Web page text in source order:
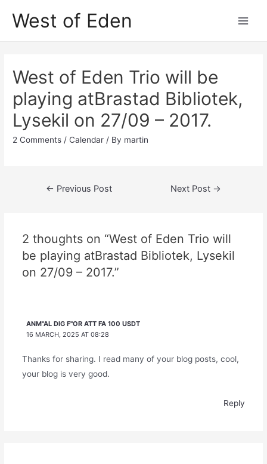
West of Eden
West of Eden Trio will be
playing atBrastad Bibliotek,
Lysekil on 27/09 – 2017.
2 Comments /Calendar / By martin
Post← Previous Post Next Post →
2 thoughts on “West of Eden Trio will
be playing atBrastad Bibliotek, Lysekil
on 27/09 – 2017.”
ANM"AL DIG F"OR ATT FA 100 USDT
16 MARCH, 2025 AT 08:28
Thanks for sharing. I read many of your blog posts, cool,
your blog is very good.
Reply